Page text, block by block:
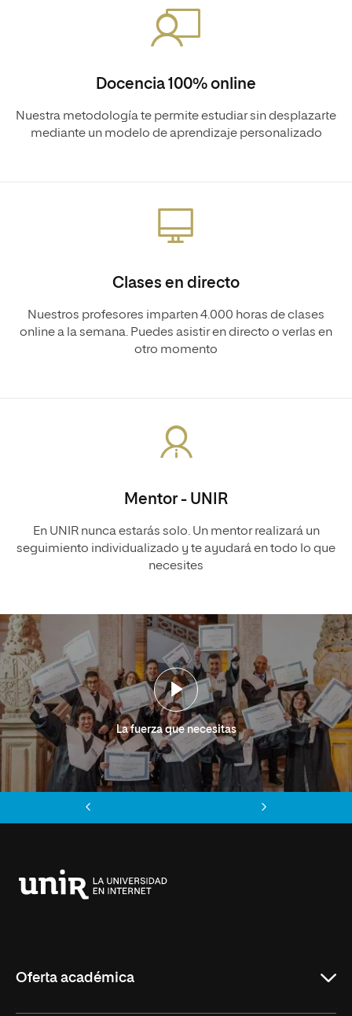
Docencia 100% online
Nuestra metodología te permite estudiar sin desplazarte
mediante un modelo de aprendizaje personalizado
Clases en directo
Nuestros profesores imparten 4.000 horas de clases
online a la semana. Puedes asistir en directo o verlas en
otro momento
Mentor - UNIR
En UNIR nunca estarás solo. Un mentor realizará un
seguimiento individualizado y te ayudará en todo lo que
necesites
La fuerza que necesitas
Oferta académica